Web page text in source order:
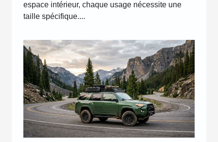
espace intérieur, chaque usage nécessite une
taille spécifique....